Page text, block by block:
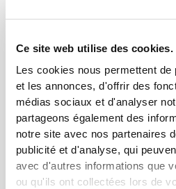
Ce site web utilise des cookies.
Les cookies nous permettent
et les annonces, d'offrir des
médias sociaux et d'analyser
partageons également des
notre site avec nos partenaires
publicité et d'analyse, qui
avec d'autres informations que
ou qu'ils ont collectées lors de